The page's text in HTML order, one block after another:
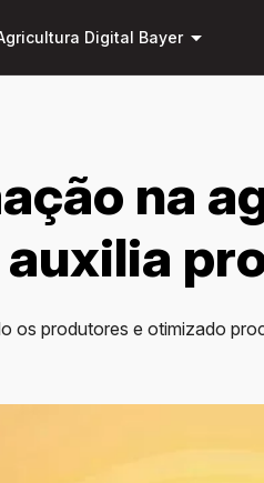
para o
principal
Digital Bayerarrow_drop_down
na
os produtores e otimizado